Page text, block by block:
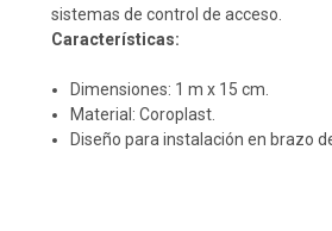
sistemas de control de acceso.
Características:
Dimensiones: 1 m x 15 cm.
Material: Coroplast.
Diseño para instalación en brazo